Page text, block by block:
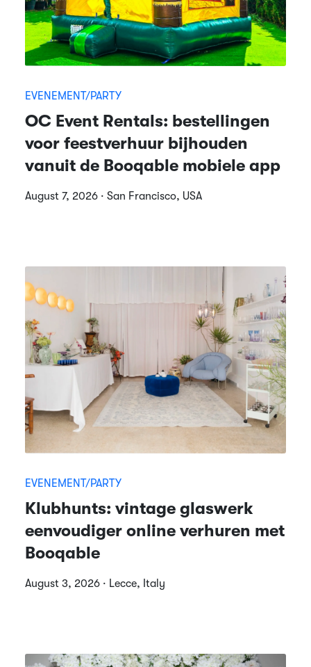
EVENEMENT/PARTY
OC Event Rentals: bestellingen
voor feestverhuur bijhouden
vanuit de Booqable mobiele app
August 7, 2026 · San Francisco, USA
EVENEMENT/PARTY
Klubhunts: vintage glaswerk
eenvoudiger online verhuren met
Booqable
August 3, 2026 · Lecce, Italy